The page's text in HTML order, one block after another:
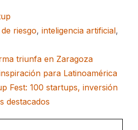
riesgo, inteligencia artificial,
triunfa en Zaragoza
para Latinoamérica
Fest: 100 startups, inversión
destacados